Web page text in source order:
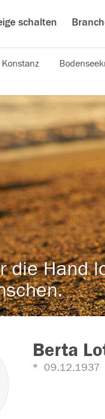
schalten
Konstanz
die Hand
Berta
09.12.1937